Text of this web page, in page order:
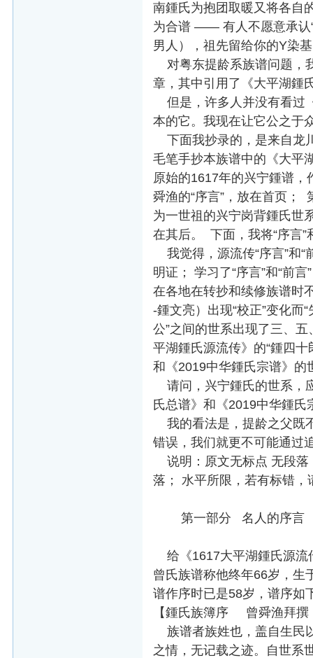
南鍾氏为抱团取暖又将各自
为合谱 —— 有人不愿意承认
男人），祖先留给你的Y染
对粤东提龄系族谱问题，
章，其中引用了《大平湖鍾
但是，许多人并没有看过
本的它。我现在让它公之于
下面我抄录的，是来自龙
毛笔手抄本族谱中的《大平
原始的1617年的兴宁鍾谱
舜渔的“序言”，放在首页；
为一世祖的兴宁岗背鍾氏
在其后。 下面，我将“序言
我觉得，源流传“序言”和“
明证； 学习了“序言”和“前
在各地在转抄和续修族谱时
-鍾文亮）出现“校正”变化而
公”之间的世系出现了三、
平湖鍾氏源流传》的“鍾四
和《2019中华鍾氏宗谱》的
请问，兴宁鍾氏的世系，
氏总谱》和《2019中华鍾
我的看法是，提龄之父既
错误，我们就更不可能通过
说明：原文无标点 无段落
落； 水平所限，若有标错
第一部分 名人的序言
给《1617大平湖鍾氏源流
曾氏族谱称他终年66岁，生
谱作序时已是58岁，谱序如
【鍾氏族簿序 曾舜渔拜撰
族谱者族姓也，盖自生民
之情，无记载之迹。自世系